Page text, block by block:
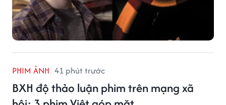
PHIM ẢNH 41 phút trước
BXH độ thảo luận phim trên mạng xã